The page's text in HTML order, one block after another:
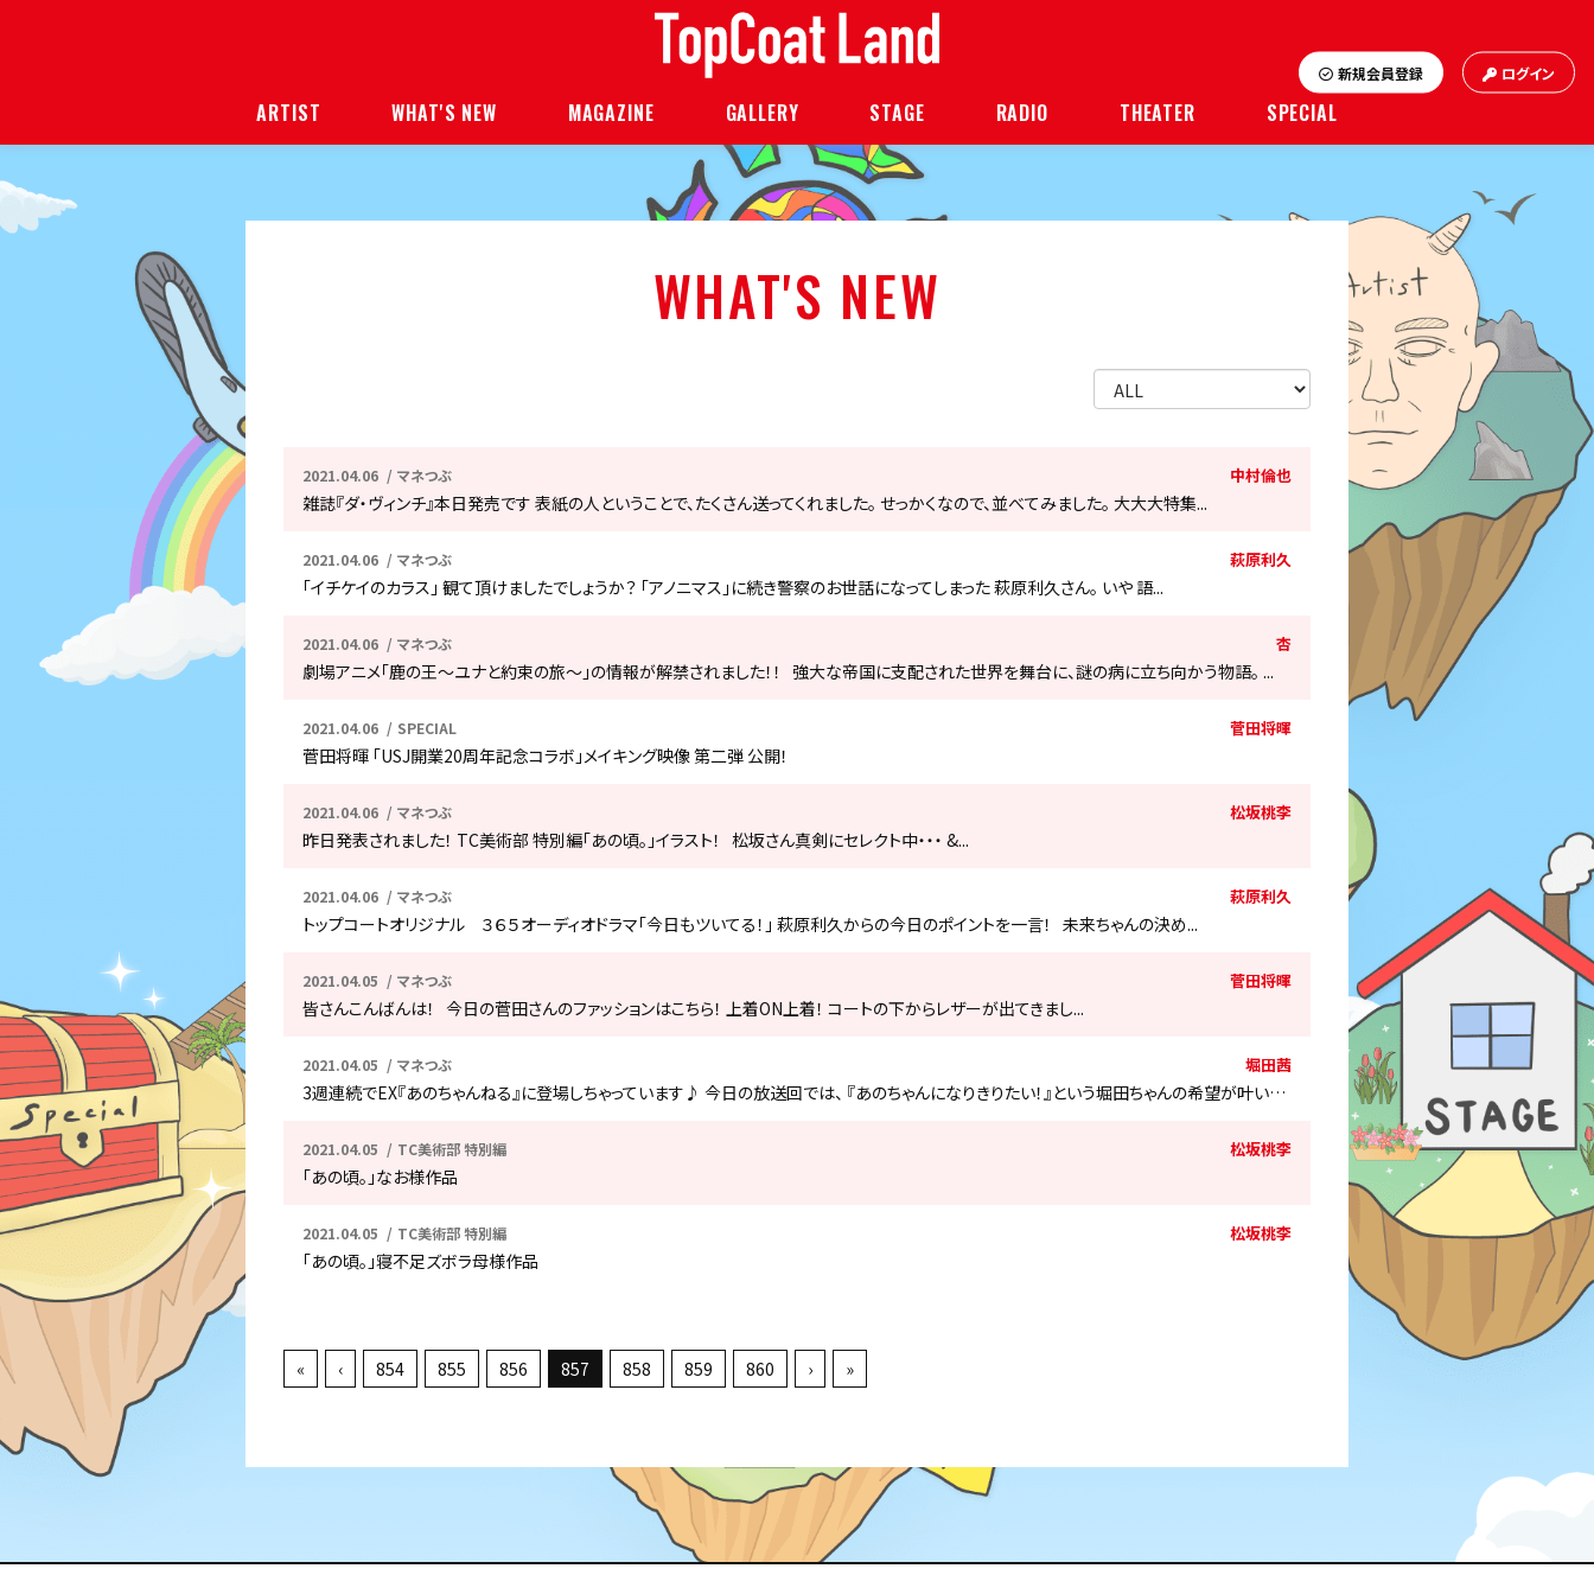
新規会員登録 ログイン
ARTIST WHAT'S NEW MAGAZINE GALLERY STAGE RADIO THEATER SPECIAL
WHAT'S NEW
2021.04.06 マネつぶ 中村倫也
雑誌『ダ・ヴィンチ』本日発売です 表紙の人ということで、たくさん送ってくれました。 せっかくなので、並べてみました。 大大大特集...
2021.04.06 マネつぶ 萩原利久
「イチケイのカラス」 観て頂けましたでしょうか？ 「アノニマス」に続き警察のお世話になってしまった 萩原利久さん。 いや 語...
2021.04.06 マネつぶ 杏
劇場アニメ「鹿の王〜ユナと約束の旅〜」の情報が解禁されました！！ 強大な帝国に支配された世界を舞台に、謎の病に立ち向かう物語。 ...
2021.04.06 SPECIAL 菅田将暉
菅田将暉 「USJ開業20周年記念コラボ」メイキング映像 第二弾 公開！
2021.04.06 マネつぶ 松坂桃李
昨日発表されました！ TC美術部 特別編「あの頃。」イラスト！ 松坂さん真剣にセレクト中・・・ &...
2021.04.06 マネつぶ 萩原利久
トップコートオリジナル ３６５オーディオドラマ「今日もツいてる！」 萩原利久からの今日のポイントを一言！ 未来ちゃんの決め...
2021.04.05 マネつぶ 菅田将暉
皆さんこんばんは！ 今日の菅田さんのファッションはこちら！ 上着ON上着！ コートの下からレザーが出てきまし...
2021.04.05 マネつぶ 堀田茜
3週連続でEX『あのちゃんねる』に登場しちゃっています♪ 今日の放送回では、 『あのちゃんになりきりたい！』という堀田ちゃんの希望が叶い…
2021.04.05 TC美術部 特別編 松坂桃李
「あの頃。」なお様作品
2021.04.05 TC美術部 特別編 松坂桃李
「あの頃。」寝不足ズボラ母様作品
« ‹ 854 855 856 857 858 859 860 › »